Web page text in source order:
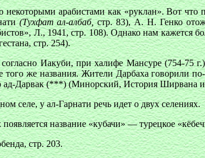
некоторыми арабистами как «руклан». Вот
(Тухфат ал-албаб,стр. 83), А. Н. Генко
Л., 1941, стр. 108). Однако нам кажется
стр. 254).
Иакуби, при халифе Мансуре (754-75
того же названия. Жители Дарбаха говорили
ад-Дарвак (***) (Минорский, История Ширвана
селе, у ал-Гарнати речь идет о двух селениях.
название «кубачи» — турецкое
стр. 203.